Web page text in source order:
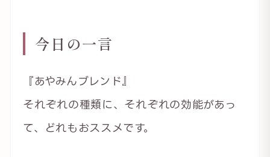
今日の一言
『あやみんブレンド』
それぞれの種類に、それぞれの効能があっ
て、どれもおススメです。